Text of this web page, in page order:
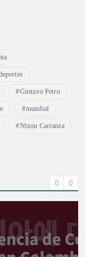
Gustavo Petro
mundial
Nixon Carranza